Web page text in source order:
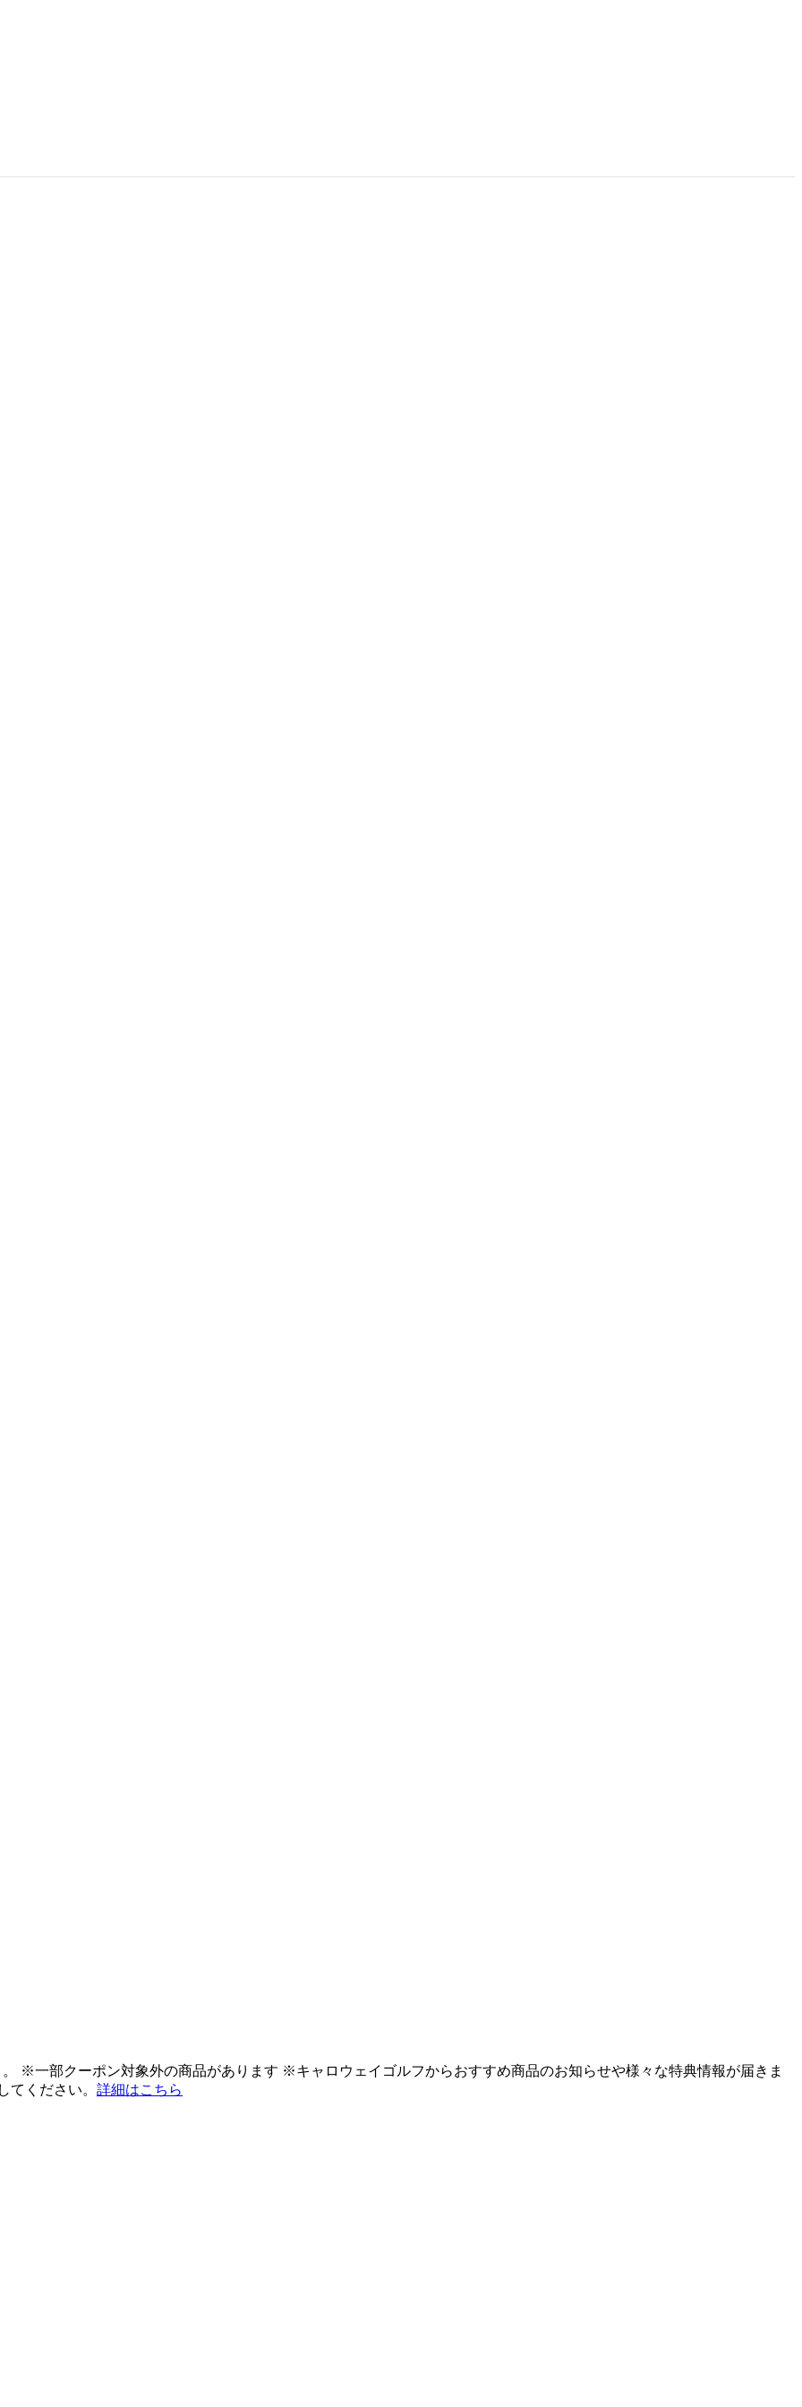
※一部クーポン対象外の商品があります ※キャロウェイゴルフからおすすめ商品のお知らせや様々な特典情報が届きま
てください。 詳細はこちら